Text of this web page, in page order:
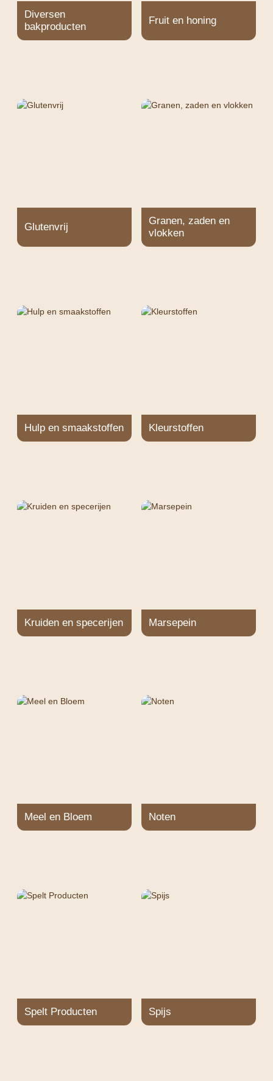
Diversen
bakproducten
Fruit en honing
Glutenvrij
Granen, zaden en
vlokken
Hulp en smaakstoffen Kleurstoffen
Kruiden en specerijen Marsepein
Meel en Bloem Noten
Spelt Producten Spijs